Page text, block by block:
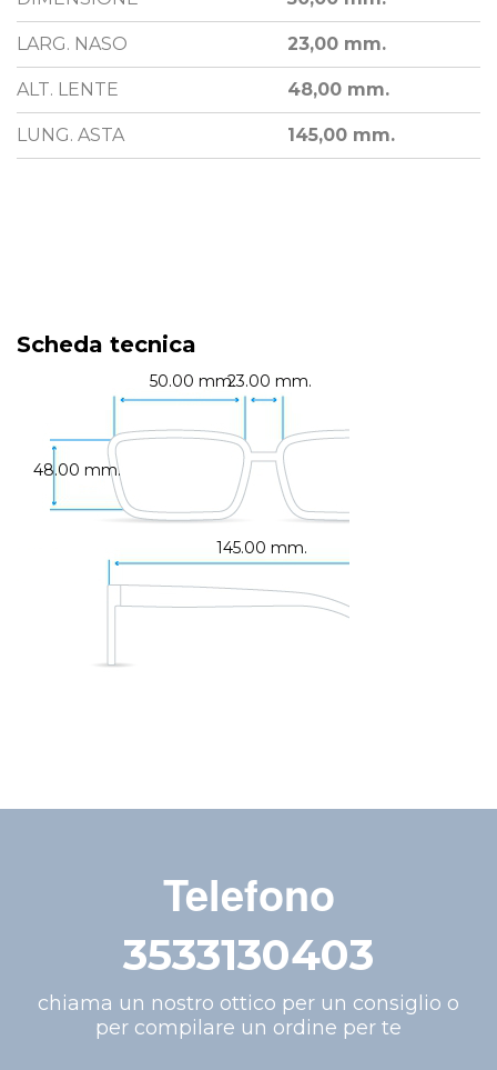
LARG. NASO 23,00 mm.
ALT. LENTE 48,00 mm.
LUNG. ASTA 145,00 mm.
Scheda tecnica
50.00 mm.23.00 mm.
145.00 mm.
48.00 mm.
Telefono
3533130403
chiama un nostro ottico per un consiglio o
per compilare un ordine per te